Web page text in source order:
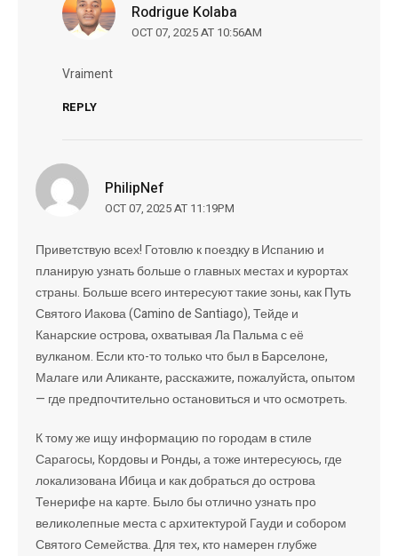
Rodrigue Kolaba
OCT 07, 2025 AT 10:56AM
Vraiment
REPLY
PhilipNef
OCT 07, 2025 AT 11:19PM
Приветствую всех! Готовлю к поездку в Испанию и
планирую узнать больше о главных местах и курортах
страны. Больше всего интересуют такие зоны, как Путь
Святого Иакова (Camino de Santiago), Тейде и
Канарские острова, охватывая Ла Пальма с её
вулканом. Если кто-то только что был в Барселоне,
Малаге или Аликанте, расскажите, пожалуйста, опытом
— где предпочтительно остановиться и что осмотреть.
К тому же ищу информацию по городам в стиле
Сарагосы, Кордовы и Ронды, а тоже интересуюсь, где
локализована Ибица и как добраться до острова
Тенерифе на карте. Было бы отлично узнать про
великолепные места с архитектурой Гауди и собором
Святого Семейства. Для тех, кто намерен глубже